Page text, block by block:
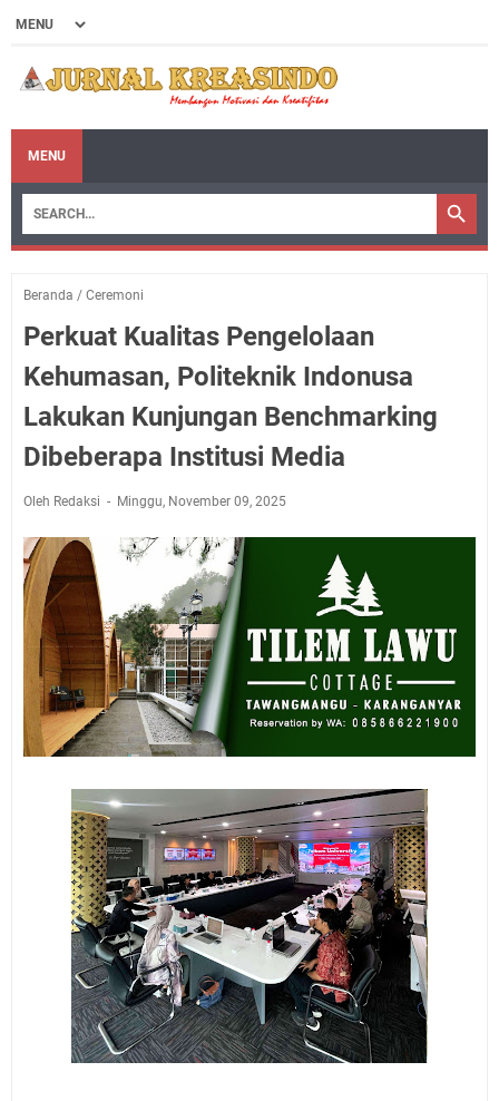
MENU
Beranda / Ceremoni
Perkuat Kualitas Pengelolaan
Kehumasan, Politeknik Indonusa
Lakukan Kunjungan Benchmarking
Dibeberapa Institusi Media
Oleh Redaksi Minggu, November 09, 2025